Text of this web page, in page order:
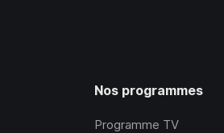
Nos programmes
Programme TV